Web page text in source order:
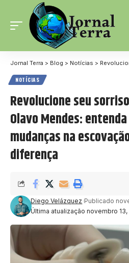
Jornal Terra > Blog > Notícias > Revolucione seu sorriso, com
NOTÍCIAS
Revolucione seu
Olavo Mendes:
mudanças na
diferença
Última atualização novembro 13,
Diego Velázquez Publicado